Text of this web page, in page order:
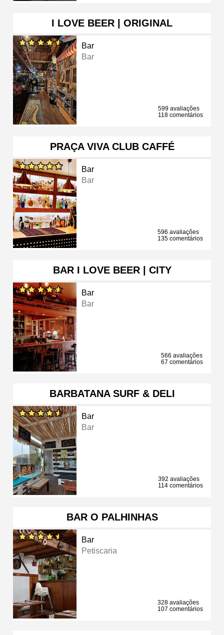
I LOVE BEER | ORIGINAL
Bar
Bar
599 avaliações
118 comentários
PRAÇA VIVA CLUB CAFFÉ
Bar
Bar
596 avaliações
135 comentários
BAR I LOVE BEER | CITY
Bar
Bar
566 avaliações
67 comentários
BARBATANA SURF & DELI
Bar
Bar
392 avaliações
114 comentários
BAR O PALHINHAS
Bar
Petiscaria
328 avaliações
107 comentários